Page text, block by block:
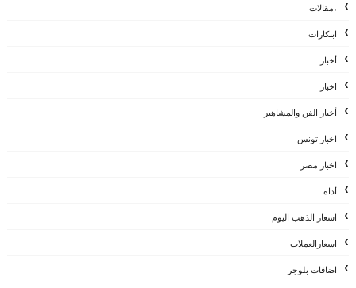
،مقالات
ابتكارات
أخبار
اخبار
أخبار الفن والمشاهير
اخبار تونس
اخبار مصر
أداة
اسعار الذهب اليوم
اسعارالعملات
اضافات بلوجر